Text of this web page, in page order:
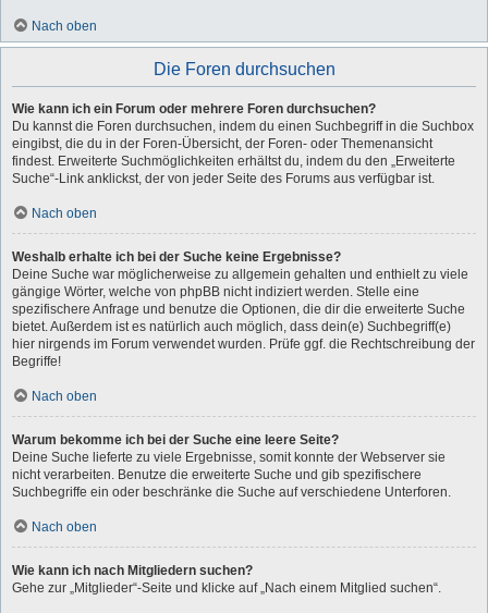
Nach oben
Die Foren durchsuchen
Wie kann ich ein Forum oder mehrere Foren durchsuchen?
Du kannst die Foren durchsuchen, indem du einen Suchbegriff in die Suchbox
eingibst, die du in der Foren-Übersicht, der Foren- oder Themenansicht
findest. Erweiterte Suchmöglichkeiten erhältst du, indem du den „Erweiterte
Suche“-Link anklickst, der von jeder Seite des Forums aus verfügbar ist.
Nach oben
Weshalb erhalte ich bei der Suche keine Ergebnisse?
Deine Suche war möglicherweise zu allgemein gehalten und enthielt zu viele
gängige Wörter, welche von phpBB nicht indiziert werden. Stelle eine
spezifischere Anfrage und benutze die Optionen, die dir die erweiterte Suche
bietet. Außerdem ist es natürlich auch möglich, dass dein(e) Suchbegriff(e)
hier nirgends im Forum verwendet wurden. Prüfe ggf. die Rechtschreibung der
Begriffe!
Nach oben
Warum bekomme ich bei der Suche eine leere Seite?
Deine Suche lieferte zu viele Ergebnisse, somit konnte der Webserver sie
nicht verarbeiten. Benutze die erweiterte Suche und gib spezifischere
Suchbegriffe ein oder beschränke die Suche auf verschiedene Unterforen.
Nach oben
Wie kann ich nach Mitgliedern suchen?
Gehe zur „Mitglieder“-Seite und klicke auf „Nach einem Mitglied suchen“.